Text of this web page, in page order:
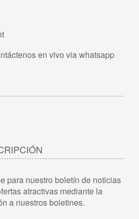
en vivo via whatsapp
para nuestro boletín de noticias
atractivas mediante la
a nuestros boletines.